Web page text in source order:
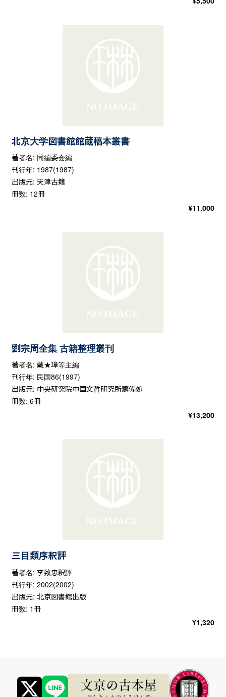
北京大学図書館館蔵稿本叢書
著者名: 同編委会編
刊行年: 1987(1987)
出版元: 天津古籍
冊数: 12冊
¥11,000
劉宗周全集 古籍整理叢刊
著者名: 戴★璋等主編
刊行年: 民国86(1997)
出版元: 中央研究院中国文哲研究所籌備処
冊数: 6冊
¥13,200
三目類序釈評
著者名: 李致忠釈評
刊行年: 2002(2002)
出版元: 北京図書館出版
冊数: 1冊
¥1,320